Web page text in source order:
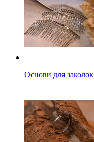
Основи для заколок